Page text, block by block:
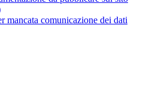
mancata comunicazione dei dati